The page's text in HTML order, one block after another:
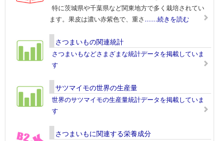
特に茨城県や千葉県など関東地方で多く栽培されてい
ます。果皮は濃い赤紫色で、重さ ……続きを読む
さつまいもの関連統計
さつまいもなどさまざまな統計データを掲載していま
す
サツマイモの世界の生産量
世界のサツマイモの生産量統計データを掲載していま
す
さつまいもに関連する栄養成分